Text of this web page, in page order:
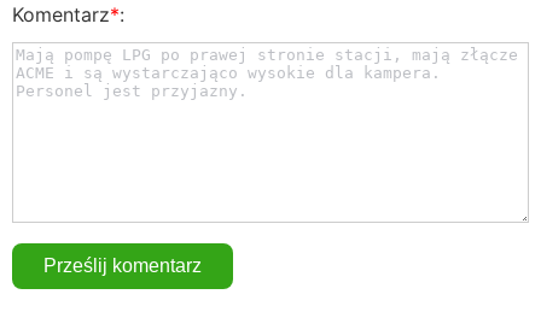
Komentarz*: